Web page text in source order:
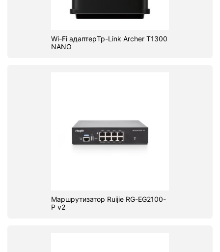
Wi-Fi адаптерTp-Link Archer T1300
NANO
Маршрутизатор Ruijie RG-EG2100-
P v2